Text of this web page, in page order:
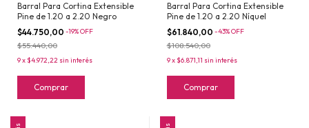
Barral Para Cortina Extensible
Pine de 1.20 a 2.20 Negro
$44.750,00 -19%OFF
$55.440,00
9x$4.972,22 sin interés
Comprar
Barral Para Cortina Extensible
Pine de 1.20 a 2.20 Níquel
$61.840,00 -43%OFF
$108.540,00
9x$6.871,11 sin interés
Comprar